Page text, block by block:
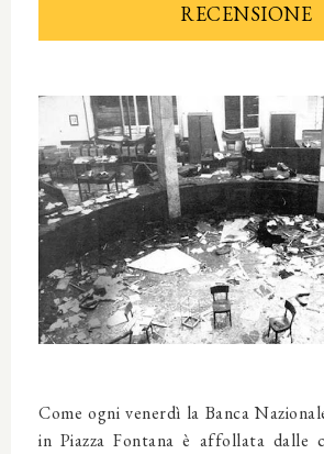
RECENSIONE
Come ogni venerdì la Banca
in Piazza Fontana è affollata dalle